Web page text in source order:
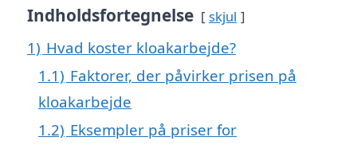
Indholdsfortegnelse skjul
1) Hvad koster kloakarbejde?
1.1) Faktorer, der påvirker prisen på
kloakarbejde
1.2) Eksempler på priser for